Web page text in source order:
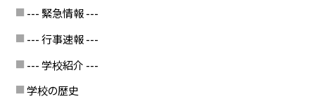
--- 緊急情報 ---
--- 行事速報 ---
--- 学校紹介 ---
学校の歴史